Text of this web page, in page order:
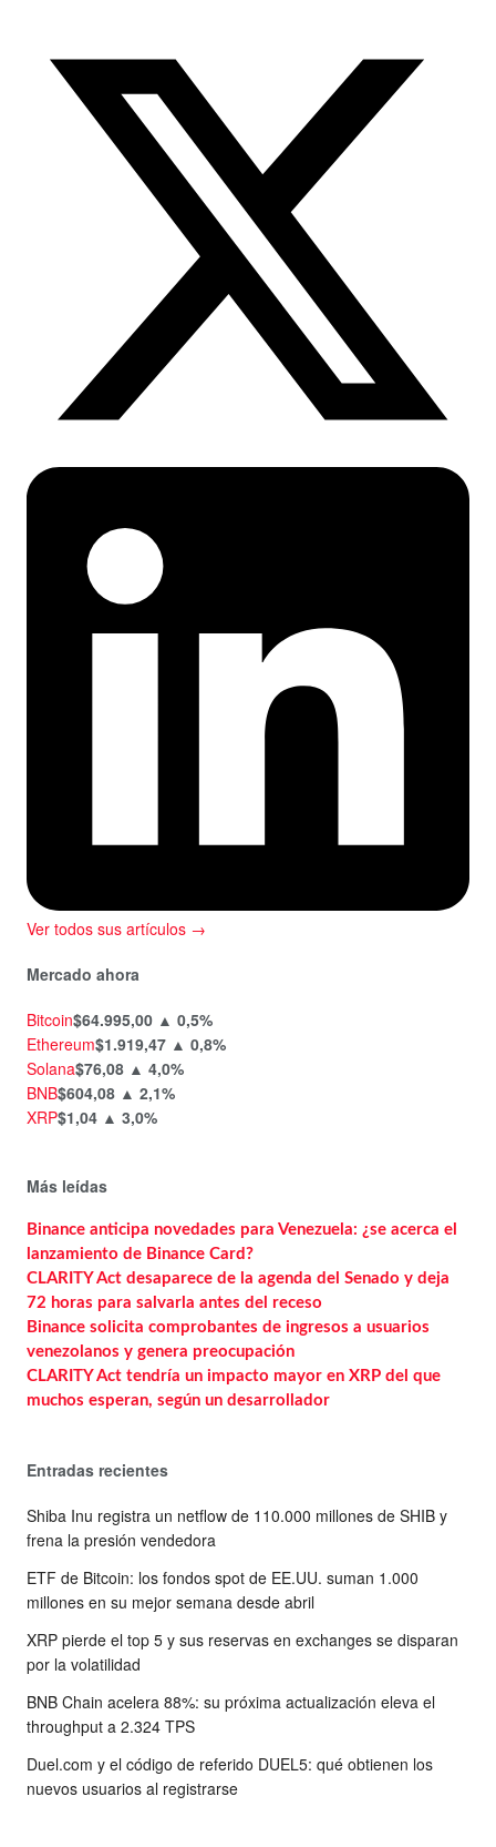
Ver todos sus artículos →
Mercado ahora
Bitcoin$64.995,00 ▲ 0,5%
Ethereum$1.919,47 ▲ 0,8%
Solana$76,08 ▲ 4,0%
BNB$604,08 ▲ 2,1%
XRP$1,04 ▲ 3,0%
Más leídas
Binance anticipa novedades para Venezuela: ¿se acerca el
lanzamiento de Binance Card?
CLARITY Act desaparece de la agenda del Senado y deja
72 horas para salvarla antes del receso
Binance solicita comprobantes de ingresos a usuarios
venezolanos y genera preocupación
CLARITY Act tendría un impacto mayor en XRP del que
muchos esperan, según un desarrollador
Entradas recientes
Shiba Inu registra un netflow de 110.000 millones de SHIB y
frena la presión vendedora
ETF de Bitcoin: los fondos spot de EE.UU. suman 1.000
millones en su mejor semana desde abril
XRP pierde el top 5 y sus reservas en exchanges se disparan
por la volatilidad
BNB Chain acelera 88%: su próxima actualización eleva el
throughput a 2.324 TPS
Duel.com y el código de referido DUEL5: qué obtienen los
nuevos usuarios al registrarse